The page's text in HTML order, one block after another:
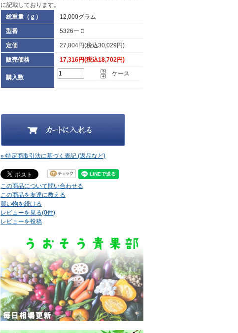
に記載しております。
総重量（ｇ）
12,000グラム
型番 5326ーＣ
定価 27,804円(税込30,029円)
販売価格 17,316円(税込18,702円)
購入数
ケース
» 特定商取引法に基づく表記 (返品など)
この商品について問い合わせる
この商品を友達に教える
買い物を続ける
レビューを見る(0件)
レビューを投稿